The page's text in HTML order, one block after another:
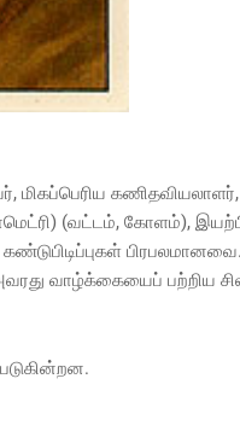
மிகப்பெரிய
(வட்டம், கோளம்),
வாழ்க்கையைப் பற்றிய